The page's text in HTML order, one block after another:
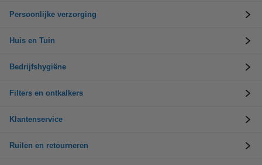
Persoonlijke verzorging
Huis en Tuin
Bedrijfshygiëne
Filters en ontkalkers
Klantenservice
Ruilen en retourneren